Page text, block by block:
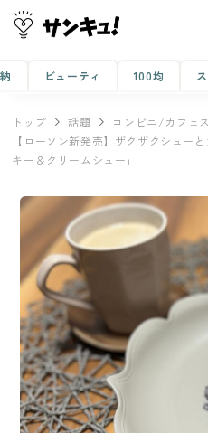
ビューティ 100均
トップ 話題
コンビニ/カフェ
【ローソン新発売】ザクザクシュー
キー＆クリームシュー」